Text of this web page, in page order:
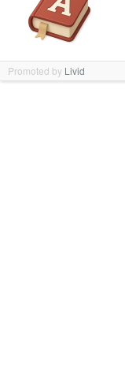
Promoted by Livid